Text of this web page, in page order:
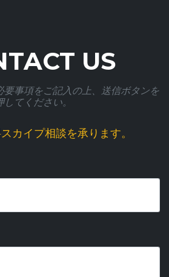
US
要事項をご記入の上、送信ボタンを
してください。
カイプ相談を承ります。